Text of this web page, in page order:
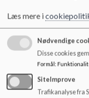
I samarbejde mellem
på det enkelte barns
Vi arbejder kontinuerligt
sociale kompetencer
og metoder, der
Dagligt og via traditioner
klasser og årgange
Vi taler respektfuldt til og
Vi viser i ord og
Læs mere i
Nødvendige
Disse cookies
Formål:
SiteImprove
Trafikanalyse fra